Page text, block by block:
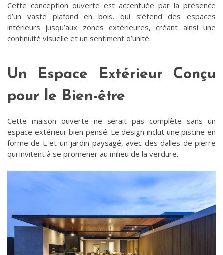
Cette conception ouverte est accentuée par la présence
d’un vaste plafond en bois, qui s’étend des espaces
intérieurs jusqu’aux zones extérieures, créant ainsi une
continuité visuelle et un sentiment d’unité.
Un Espace Extérieur Conçu
pour le Bien-être
Cette maison ouverte ne serait pas complète sans un
espace extérieur bien pensé. Le design inclut une piscine en
forme de L et un jardin paysagé, avec des dalles de pierre
qui invitent à se promener au milieu de la verdure.